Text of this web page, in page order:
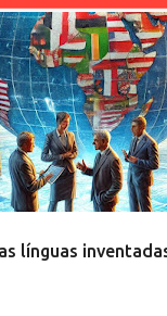
línguas
COMUNICAÇÃO
PASSATEMPO